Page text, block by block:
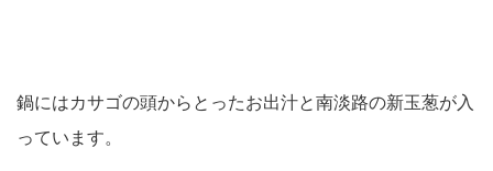
鍋にはカサゴの頭からとったお出汁と南淡路の新玉葱が入
っています。